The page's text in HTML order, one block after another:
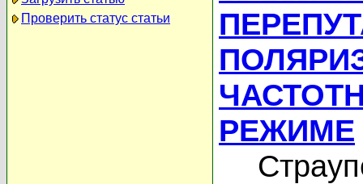
Проверить статус статьи
РЕЖИМЕ